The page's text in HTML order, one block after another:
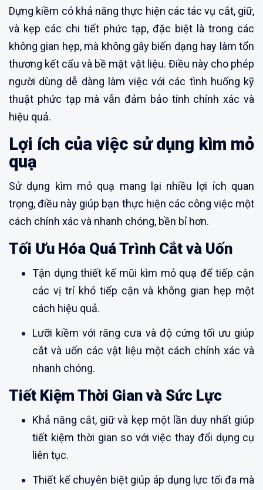
Dựng kiềm có khả năng thực hiện các tác vụ cắt, giữ,
và kẹp các chi tiết phức tạp, đặc biệt là trong các
không gian hẹp, mà không gây biến dạng hay làm tổn
thương kết cấu và bề mặt vật liệu. Điều này cho phép
người dùng dễ dàng làm việc với các tình huống kỹ
thuật phức tạp mà vẫn đảm bảo tính chính xác và
hiệu quả.
Lợi ích của việc sử dụng kìm mỏ
quạ
Sử dụng kìm mỏ quạ mang lại nhiều lợi ích quan
trọng, điều này giúp bạn thực hiện các công việc một
cách chính xác và nhanh chóng, bền bỉ hơn.
Tối Ưu Hóa Quá Trình Cắt và Uốn
Tận dụng thiết kế mũi kìm mỏ quạ để tiếp cận
các vị trí khó tiếp cận và không gian hẹp một
cách hiệu quả.
Lưỡi kiềm với răng cưa và độ cứng tối ưu giúp
cắt và uốn các vật liệu một cách chính xác và
nhanh chóng.
Tiết Kiệm Thời Gian và Sức Lực
Khả năng cắt, giữ và kẹp một lần duy nhất giúp
tiết kiệm thời gian so với việc thay đổi dụng cụ
liên tục.
Thiết kế chuyên biệt giúp áp dụng lực tối đa mà